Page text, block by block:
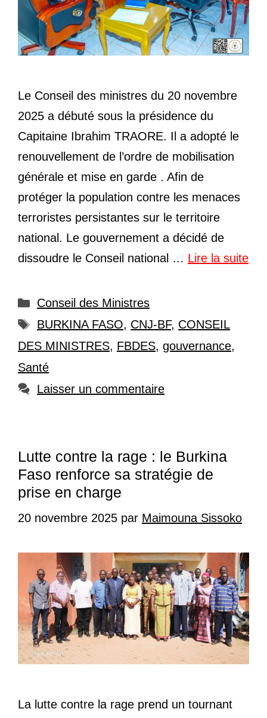
Le Conseil des ministres du 20 novembre
2025 a débuté sous la présidence du
Capitaine Ibrahim TRAORE. Il a adopté le
renouvellement de l’ordre de mobilisation
générale et mise en garde . Afin de
protéger la population contre les menaces
terroristes persistantes sur le territoire
national. Le gouvernement a décidé de
dissoudre le Conseil national … Lire la suite
Catégories
Conseil des Ministres
Étiquettes
BURKINA FASO, CNJ-BF, CONSEIL
DES MINISTRES, FBDES, gouvernance,
Santé
Laisser un commentaire
Lutte contre la rage : le Burkina
Faso renforce sa stratégie de
prise en charge
20 novembre 2025 par Maimouna Sissoko
La lutte contre la rage prend un tournant